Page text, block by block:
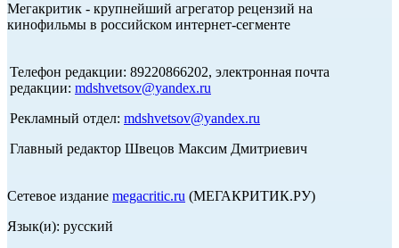
Мегакритик - крупнейший агрегатор рецензий на
кинофильмы в российском интернет-сегменте
Телефон редакции: 89220866202, электронная почта
редакции: mdshvetsov@yandex.ru
Рекламный отдел: mdshvetsov@yandex.ru
Главный редактор Швецов Максим Дмитриевич
Сетевое издание megacritic.ru (МЕГАКРИТИК.РУ)
Язык(и): русский